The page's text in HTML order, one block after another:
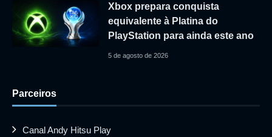
Xbox prepara conquista
equivalente à Platina do
PlayStation para ainda este ano
5 de agosto de 2026
Parceiros
Canal Andy Hitsu Play